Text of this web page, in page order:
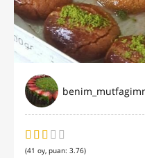
(41 oy, puan: 3.76)